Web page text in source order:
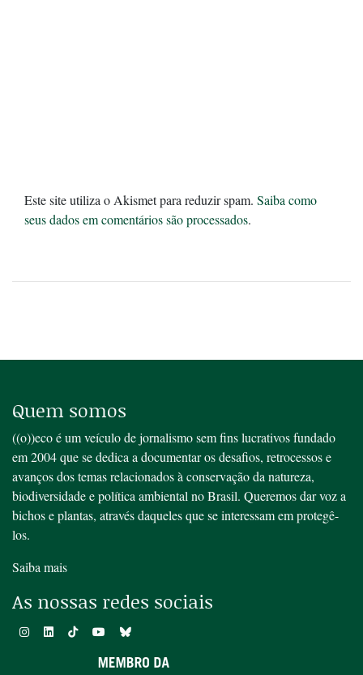
Este site utiliza o Akismet para reduzir spam. Saiba como
seus dados em comentários são processados.
Quem somos
((o))eco é um veículo de jornalismo sem fins lucrativos fundado
em 2004 que se dedica a documentar os desafios, retrocessos e
avanços dos temas relacionados à conservação da natureza,
biodiversidade e política ambiental no Brasil. Queremos dar voz a
bichos e plantas, através daqueles que se interessam em protegê-
los.
Saiba mais
As nossas redes sociais